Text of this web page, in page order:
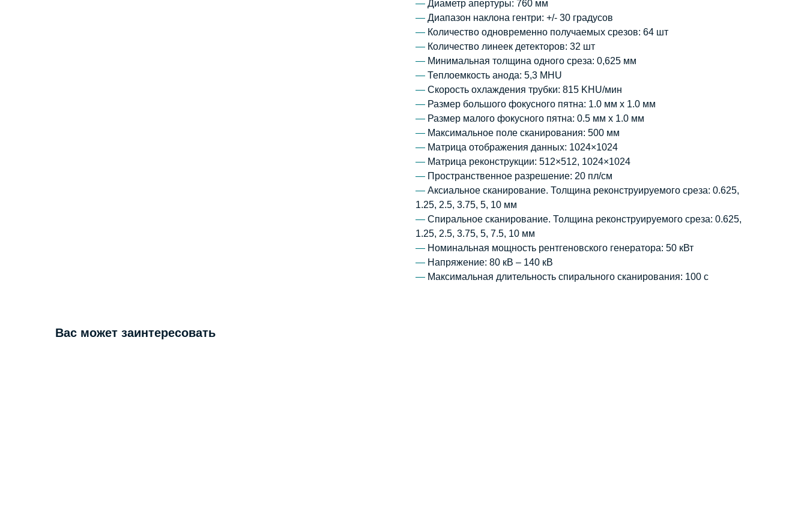
— Диаметр апертуры: 760 мм
— Диапазон наклона гентри: +/- 30 градусов
— Количество одновременно получаемых срезов: 64 шт
— Количество линеек детекторов: 32 шт
— Минимальная толщина одного среза: 0,625 мм
— Теплоемкость анода: 5,3 MHU
— Скорость охлаждения трубки: 815 KHU/мин
— Размер большого фокусного пятна: 1.0 мм x 1.0 мм
— Размер малого фокусного пятна: 0.5 мм x 1.0 мм
— Максимальное поле сканирования: 500 мм
— Матрица отображения данных: 1024×1024
— Матрица реконструкции: 512×512, 1024×1024
— Пространственное разрешение: 20 пл/см
— Аксиальное сканирование. Толщина реконструируемого среза: 0.625,
1.25, 2.5, 3.75, 5, 10 мм
— Спиральное сканирование. Толщина реконструируемого среза: 0.625,
1.25, 2.5, 3.75, 5, 7.5, 10 мм
— Номинальная мощность рентгеновского генератора: 50 кВт
— Напряжение: 80 кВ – 140 кВ
— Максимальная длительность спирального сканирования: 100 с
Вас может заинтересовать